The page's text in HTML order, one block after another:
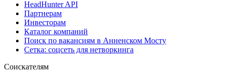
HeadHunter API
Партнерам
Инвесторам
Каталог компаний
Поиск по вакансиям в Анненском Мосту
Сетка: соцсеть для нетворкинга
Соискателям